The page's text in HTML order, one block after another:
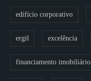
edifício corporativo
ergil excelência
financiamento imobiliário